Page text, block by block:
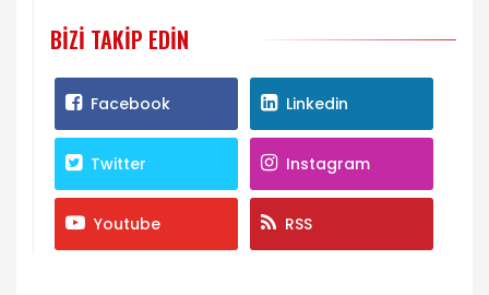
BIZI TAKIP EDIN
Facebook Linkedin
Twitter Instagram
Youtube RSS